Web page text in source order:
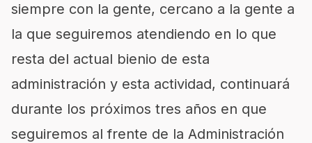
siempre con la gente, cercano a la gente a
la que seguiremos atendiendo en lo que
resta del actual bienio de esta
administración y esta actividad, continuará
durante los próximos tres años en que
seguiremos al frente de la Administración